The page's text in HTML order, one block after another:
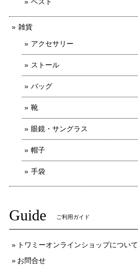
雑貨
アクセサリー
ストール
バッグ
靴
眼鏡・サングラス
帽子
手袋
Guide ご利用ガイド
トワミーオンラインショップについて
お問合せ